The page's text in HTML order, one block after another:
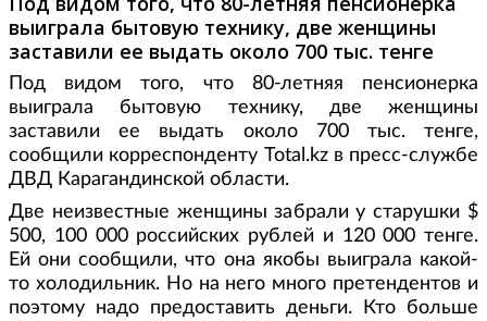
выиграла бытовую технику, две женщины
заставили ее выдать около 700 тыс. тенге
Под видом того, что 80-летняя пенсионерка
выиграла бытовую технику, две женщины
заставили ее выдать около 700 тыс. тенге,
сообщили корреспонденту Total.kz в пресс-службе
ДВД Карагандинской области.
Две неизвестные женщины забрали у старушки $
500, 100 000 российских рублей и 120 000 тенге.
Ей они сообщили, что она якобы выиграла какой-
то холодильник. Но на него много претендентов и
поэтому надо предоставить деньги. Кто больше